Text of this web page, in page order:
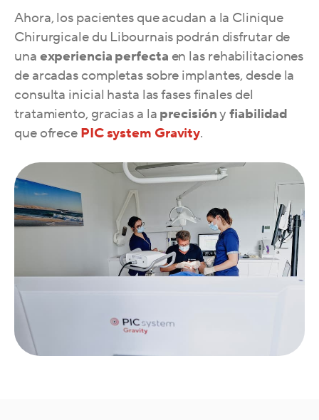
Ahora, los pacientes que acudan a la Clinique
Chirurgicale du Libournais podrán disfrutar de
una experiencia perfecta en las rehabilitaciones
de arcadas completas sobre implantes, desde la
consulta inicial hasta las fases finales del
tratamiento, gracias a la precisiónyfiabilidad
que ofrece PIC system Gravity.